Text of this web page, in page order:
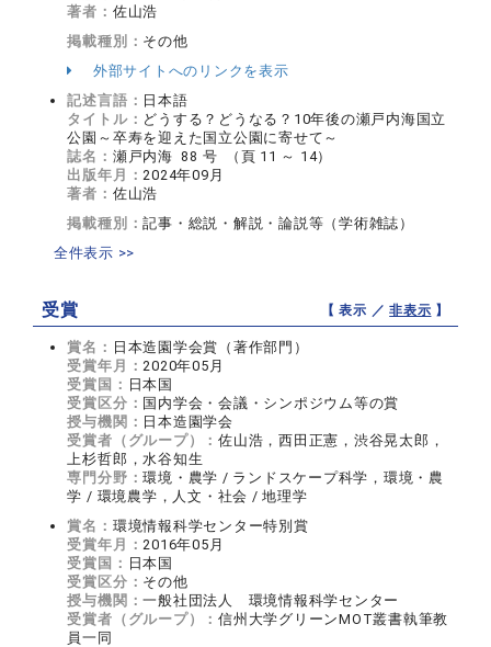
著者： 佐山浩
掲載種別： その他
外部サイトへのリンクを表示
記述言語： 日本語
タイトル： どうする？どうなる？10年後の瀬戸内海国立
公園～卒寿を迎えた国立公園に寄せて～
誌名： 瀬戸内海 88 号 （頁 11 ～ 14）
出版年月： 2024年09月
著者： 佐山浩
掲載種別：記事・総説・解説・論説等（学術雑誌）
全件表示 >>
受賞 【 表示 ／非表示 】
賞名： 日本造園学会賞（著作部門）
受賞年月： 2020年05月
受賞国： 日本国
受賞区分： 国内学会・会議・シンポジウム等の賞
授与機関： 日本造園学会
受賞者（グループ）：佐山浩，西田正憲，渋谷晃太郎，
上杉哲郎，水谷知生
専門分野：環境・農学 / ランドスケープ科学，環境・農
学 / 環境農学，人文・社会 / 地理学
賞名： 環境情報科学センター特別賞
受賞年月： 2016年05月
受賞国： 日本国
受賞区分： その他
授与機関：一般社団法人 環境情報科学センター
受賞者（グループ）：信州大学グリーンMOT叢書執筆教
員一同